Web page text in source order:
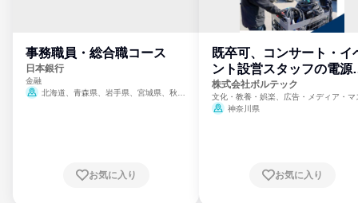
事務職員・総合職コース
日本銀行
金融
北海道、青森県、岩手県、宮城県、秋田
崎県、熊本県、大分県、宮崎県、鹿児島県、
お気に入り
既卒可、コンサート・イ
ント設営スタッフの電源
門
株式会社ボルテック
文化・教養・娯楽、広告・メディア・マ
ミ、電力・ガス・水道・エネルギー
神奈川県
お気に入り